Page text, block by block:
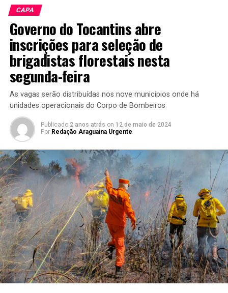
CAPA
Governo do Tocantins abre
inscrições para seleção de
brigadistas florestais nesta
segunda-feira
As vagas serão distribuídas nos nove municípios onde há
unidades operacionais do Corpo de Bombeiros
Publicado 2 anos atrás on 12 de maio de 2024
Por Redação Araguaina Urgente